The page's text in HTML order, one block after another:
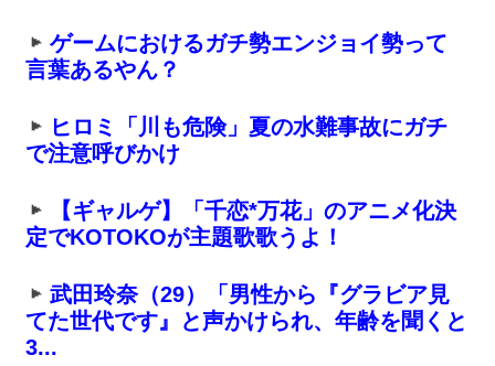
ゲームにおけるガチ勢エンジョイ勢って
言葉あるやん？
ヒロミ「川も危険」夏の水難事故にガチ
で注意呼びかけ
【ギャルゲ】「千恋*万花」のアニメ化決
定でKOTOKOが主題歌歌うよ！
武田玲奈（29）「男性から『グラビア見
てた世代です』と声かけられ、年齢を聞くと
3...